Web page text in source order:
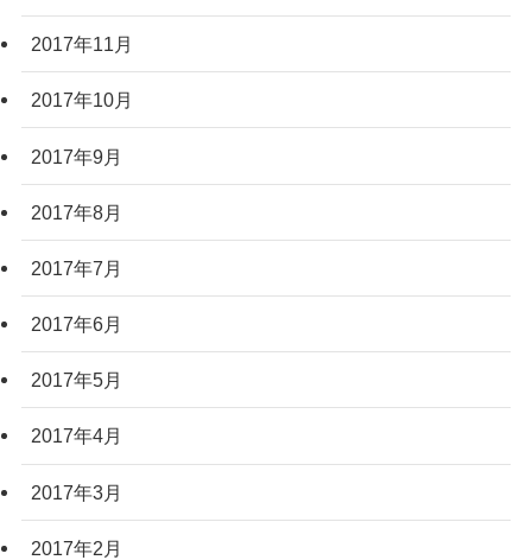
2017年11月
2017年10月
2017年9月
2017年8月
2017年7月
2017年6月
2017年5月
2017年4月
2017年3月
2017年2月